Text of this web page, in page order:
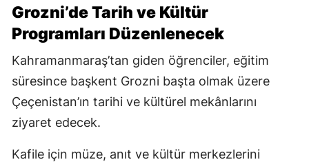
Grozni’de Tarih ve Kültür
Programları Düzenlenecek
Kahramanmaraş’tan giden öğrenciler, eğitim
süresince başkent Grozni başta olmak üzere
Çeçenistan’ın tarihi ve kültürel mekânlarını
ziyaret edecek.
Kafile için müze, anıt ve kültür merkezlerini